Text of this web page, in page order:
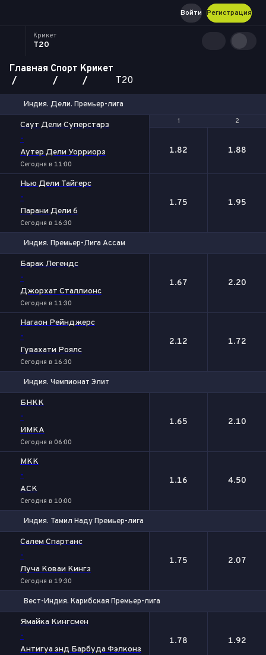
Регистрация
Войти
Крикет
T20
Главная Спорт Крикет
T20
Индия. Дели. Премьер-лига
1 2
Саут Дели Суперстарз
-
Аутер Дели Уорриорз
Сегодня в 11:00
1 2
1.82 1.88
Нью Дели Тайгерс
-
Парани Дели 6
Сегодня в 16:30
1.75 1.95
Индия. Премьер-Лига Ассам
Барак Легендс
-
Джорхат Сталлионс
Сегодня в 11:30
1.67 2.20
Нагаон Рейнджерс
-
Гувахати Роялс
Сегодня в 16:30
2.12 1.72
Индия. Чемпионат Элит
БНКК
-
ИМКА
Сегодня в 06:00
1.65 2.10
МКК
-
АСК
Сегодня в 10:00
1.16 4.50
Индия. Тамил Наду Премьер-лига
Салем Спартанс
-
Луча Коваи Кингз
Сегодня в 19:30
1.75 2.07
Вест-Индия. Карибская Премьер-лига
Ямайка Кингсмен
-
Антигуа энд Барбуда Фэлконз
1.78 1.92